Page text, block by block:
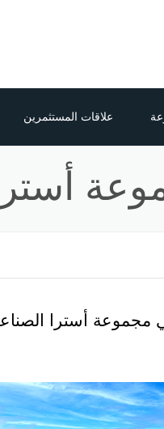
المباني
علاقات المستثمرين
تقارير المجموعة
مجموعة أسترا